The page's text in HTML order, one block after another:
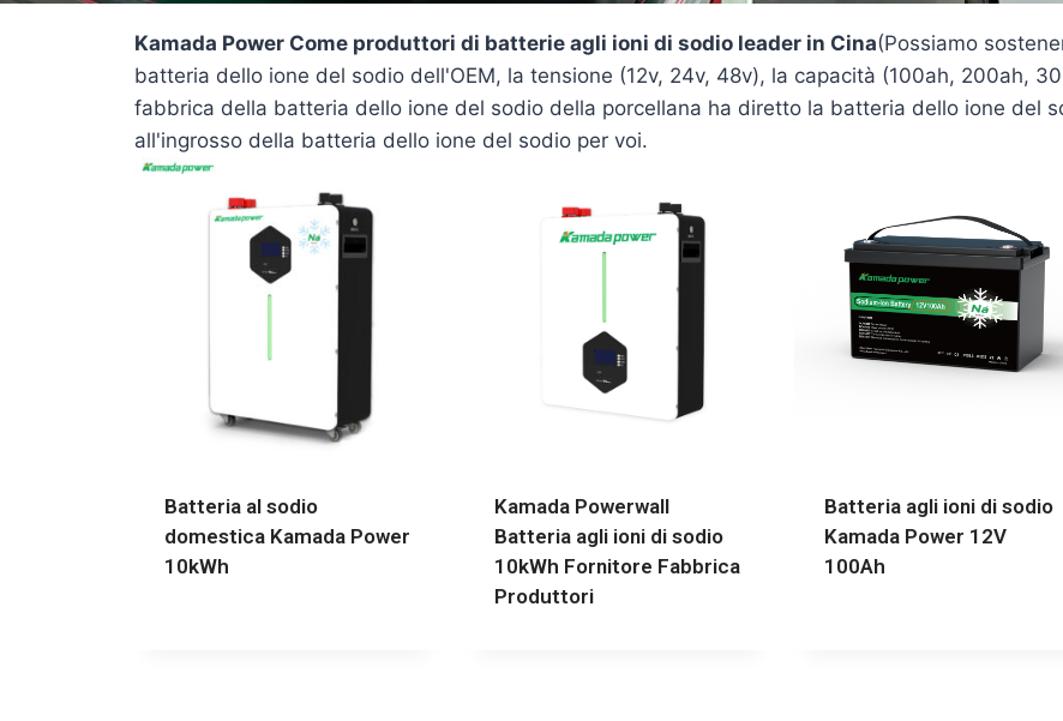
Kamada Power Come produttori di batterie agli ioni di sodio leader in Cina(Possiamo
batteria dello ione del sodio dell'OEM, la tensione (12v, 24v, 48v), la capacità (100ah, 200ah,
fabbrica della batteria dello ione del sodio della porcellana ha diretto la batteria dello ione del
all'ingrosso della batteria dello ione del sodio per voi.
Batteria al sodio
domestica Kamada Power
10kWh
Kamada Powerwall
Batteria agli ioni di sodio
10kWh Fornitore Fabbrica
Produttori
Batteria agli ioni di sodio
Kamada Power 12V
100Ah